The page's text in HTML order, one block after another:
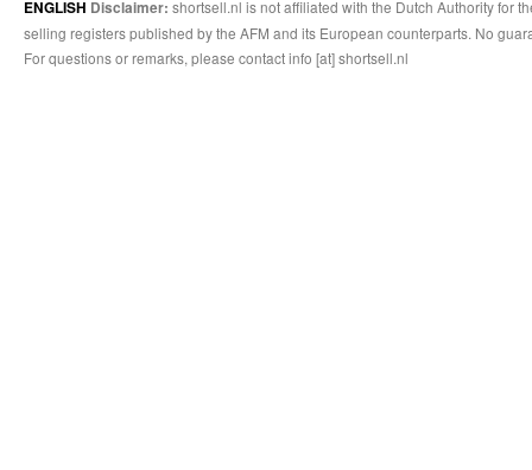
ENGLISH Disclaimer: shortsell.nl is not affiliated with the Dutch Authority for
selling registers published by the AFM and its European counterparts. No
For questions or remarks, please contact info [at] shortsell.nl